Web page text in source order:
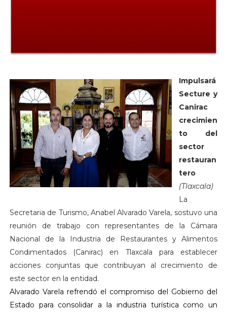
Impulsará
Secture y
Canirac
crecimien
to del
sector
restauran
tero
(Tlaxcala)
La
Secretaria de Turismo, Anabel Alvarado Varela, sostuvo una
reunión de trabajo con representantes de la Cámara
Nacional de la Industria de Restaurantes y Alimentos
Condimentados (Canirac) en Tlaxcala para establecer
acciones conjuntas que contribuyan al crecimiento de
este sector en la entidad.
Alvarado Varela refrendó el compromiso del Gobierno del
Estado para consolidar a la industria turística como un